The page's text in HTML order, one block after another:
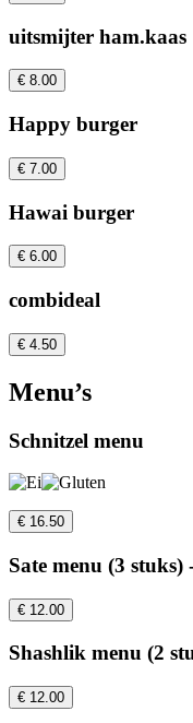
uitsmijter ham.kaas
€ 8.00
Happy burger
€ 7.00
Hawai burger
€ 6.00
combideal
€ 4.50
Menu’s
Schnitzel menu
€ 16.50
Sate menu (3 stuks)
€ 12.00
Shashlik menu (2
€ 12.00